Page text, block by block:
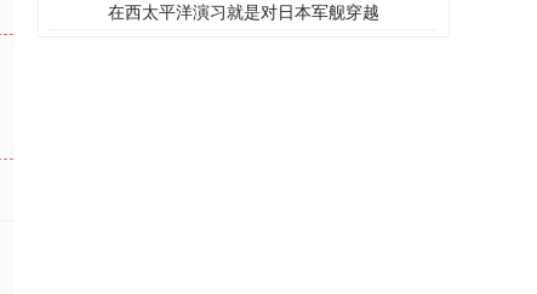
在西太平洋演习就是对日本军舰穿越